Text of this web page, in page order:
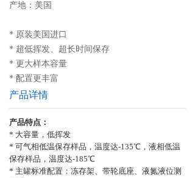
产品特点：
* 大容量，低挥发
* 可气相低温保存样品，温度达-135℃，液相低温
保存样品，温度达-185℃
* 主罐标准配置：冻存架、带轮底座、液氮液位测
产地：美国
* 原装美国进口
* 超低挥发、超长时间保存
* 更大样本容量
* 配置更丰富
产品详情